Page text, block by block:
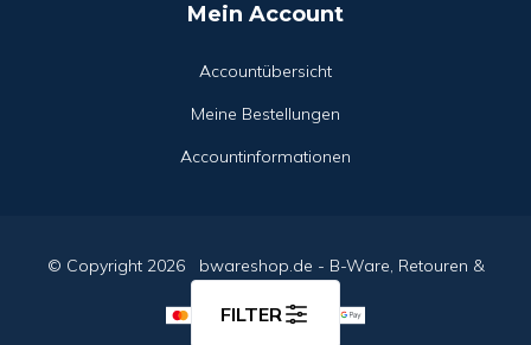
FILTER
Mein Account
Accountübersicht
Meine Bestellungen
Accountinformationen
© Copyright 2026
bwareshop.de - B-Ware, Retouren &